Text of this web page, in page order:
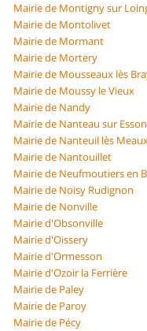
Mairie de Montigny sur
Mairie de Montolivet
Mairie de Mormant
Mairie de Mortery
Mairie de Mousseaux lès
Mairie de Moussy le Vieux
Mairie de Nandy
Mairie de Nanteau sur
Mairie de Nanteuil lès
Mairie de Nantouillet
Mairie de Neufmoutiers en
Mairie de Noisy Rudignon
Mairie de Nonville
Mairie d'Obsonville
Mairie d'Oissery
Mairie d'Ormesson
Mairie d'Ozoir la Ferrière
Mairie de Paley
Mairie de Paroy
Mairie de Pécy